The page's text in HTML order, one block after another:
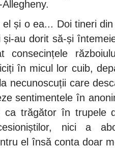
el și o ea... Doi tineri
și-au dorit să-și
consecințele
în micul lor cuib,
necunoscuții care
sentimentele în
ca trăgător în trupele
nici a
el însă conta doar